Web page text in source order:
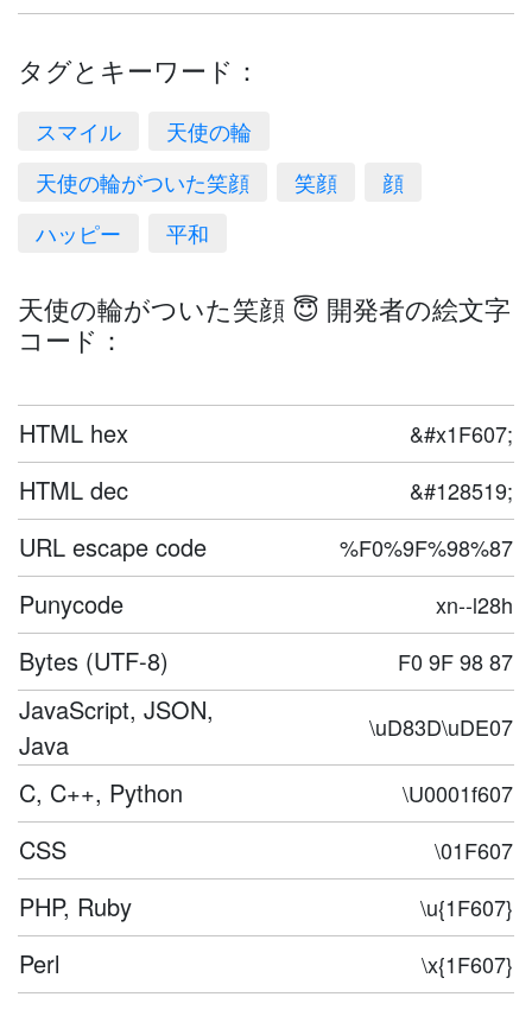
タグとキーワード：
スマイル
天使の輪
天使の輪がついた笑顔
笑顔
顔
ハッピー
平和
天使の輪がついた笑顔 😇 開発者の絵文字
コード：
HTML hex &#x1F607;
HTML dec &#128519;
URL escape code %F0%9F%98%87
Punycode xn--l28h
Bytes (UTF-8) F0 9F 98 87
JavaScript, JSON,
Java
\uD83D\uDE07
C, C++, Python \U0001f607
CSS \01F607
PHP, Ruby \u{1F607}
Perl \x{1F607}